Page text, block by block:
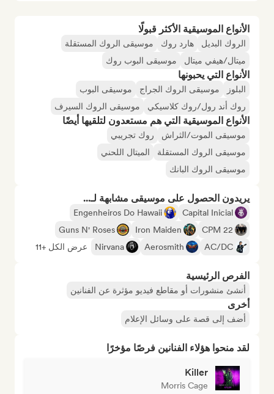
الأنواع الموسيقية الأكثر قبولًا
الروك البديل هارد روك
موسيقى الروك المستقلة
ميتال/هيفي ميتال
موسيقى البوب روك
الأنواع التي يحبونها
البلوز موسيقى الروك الجراج
موسيقى البوب
روك أند رول/روك كلاسيكي
موسيقى الروك السيرف
الأنواع الموسيقية التي هم مستعدون لتلقيها أيضًا
موسيقى الموت/الثراش
روك تجريبي
موسيقى الروك المستقلة
الميتال اللحني
موسيقى الروك البانك
يريدون الحصول على موسيقى مشابهة لـ...
Capital Inicial
Engenheiros Do Hawaii
CPM 22
Iron Maiden
Guns N' Roses
AC/DC
Aerosmith
Nirvana عرض الكل +11
الفرص الرئيسية
أنشئ منشورات أو مقاطع فيديو مؤثرة عن الفنانين
أخرى
أضف إلى قصة على وسائل الإعلام
لقد منحوا هؤلاء الفنانين فرصًا مؤخرًا
Killer
Morris Cage